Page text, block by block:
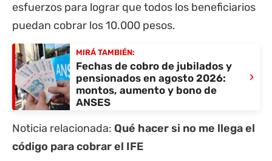
esfuerzos para lograr que todos los beneficiarios
puedan cobrar los 10.000 pesos.
MIRÁ TAMBIÉN:
Fechas de cobro de jubilados y
pensionados en agosto 2026:
montos, aumento y bono de
ANSES
›
Noticia relacionada: Qué hacer si no me llega el
código para cobrar el IFE